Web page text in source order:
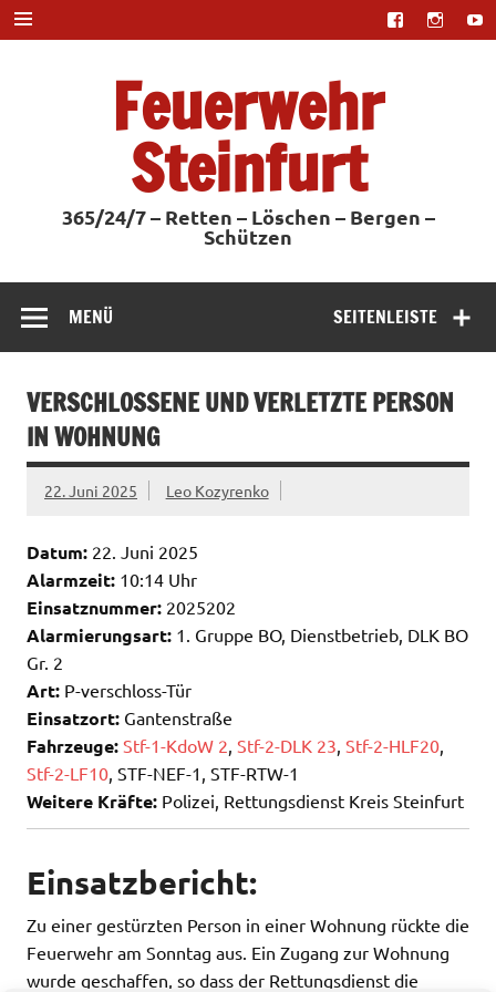
Zum
Inhalt
springen
Feuerwehr
Steinfurt
365/24/7 – Retten – Löschen – Bergen –
Schützen
SEITENLEISTE
MENÜ
VERSCHLOSSENE UND VERLETZTE PERSON
IN WOHNUNG
22. Juni 2025 Leo Kozyrenko
Datum: 22. Juni 2025
Alarmzeit: 10:14 Uhr
Einsatznummer: 2025202
Alarmierungsart: 1. Gruppe BO, Dienstbetrieb, DLK BO
Gr. 2
Art: P-verschloss-Tür
Einsatzort: Gantenstraße
Fahrzeuge: Stf-1-KdoW 2 Stf-2-DLK 23 Stf-2-HLF20
Stf-2-LF10 , STF-NEF-1, STF-RTW-1
Weitere Kräfte: Polizei, Rettungsdienst Kreis Steinfurt
Einsatzbericht:
Zu einer gestürzten Person in einer Wohnung rückte die
Feuerwehr am Sonntag aus. Ein Zugang zur Wohnung
wurde geschaffen, so dass der Rettungsdienst die